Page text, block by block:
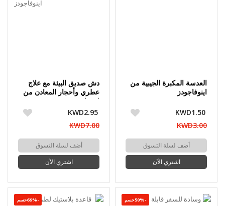
العدسة المكبرة الجيبية من
اينوفاجودز
KWD1.50
KWD3.00
أضف لسلة التسوق
اشتري الآن
دش صديق البيئة مع علاج
عطري وأحجار المعادن من
اينوفاجودز
KWD2.95
KWD7.00
أضف لسلة التسوق
اشتري الآن
-50%حسم -69%حسم